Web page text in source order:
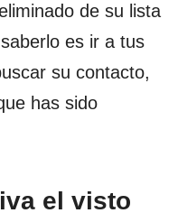
de su lista
es ir a tus
su contacto,
has sido
el visto